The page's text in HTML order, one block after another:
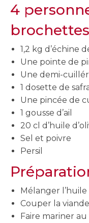
4
1,2 kg d’échine
Une pointe de
Une demi-
1 dosette de
Une pincée de
1 gousse d’ail
20 cl d’huile
Sel et poivre
Persil
Mélanger l’huile
Couper la
Faire mariner